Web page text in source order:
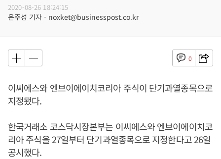
2020-08-26 18:24:15
은주성 기자 - noxket@businesspost.co.kr
0
이씨에스와 엔브이에이치코리아 주식이 단기과열종목으로
지정됐다.
한국거래소 코스닥시장본부는 이씨에스와 엔브이에이치코
리아 주식을 27일부터 단기과열종목으로 지정한다고 26일
공시했다.